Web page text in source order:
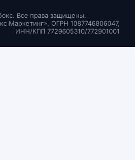
Все права защищены.
Маркетинг», ОГРН 1087746806047,
ИНН/КПП 7729605310/772901001